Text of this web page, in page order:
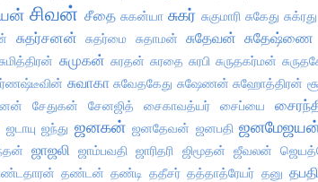
சிவன் சீதை சுகன்யா சுகர் சுகுமாரி சுகேது சுக்ரது
சுதர்சனன் சுதர்மை சுதாமன் சுதேவன் சுதேஷ்ணை
சுமுகன் சுரதன் சுரதை சுரபி சுருதகர்மன்
சுவாகா சுவேதகேது சுஷேணன் சுஹோத்திரன்
சேதுகன் சேனஜித் சைகாவத்யர் சைப்யை
ஜடாயு ஜந்து ஜனகன் ஜனதேவன் ஜனபதி
ஜாஜலி ஜாம்பவதி ஜாரிதரி ஜிமூதன் ஜீவலன்
தண்டன் தண்டி ததீசர் தத்தாத்ரேயர் தனு தபதி